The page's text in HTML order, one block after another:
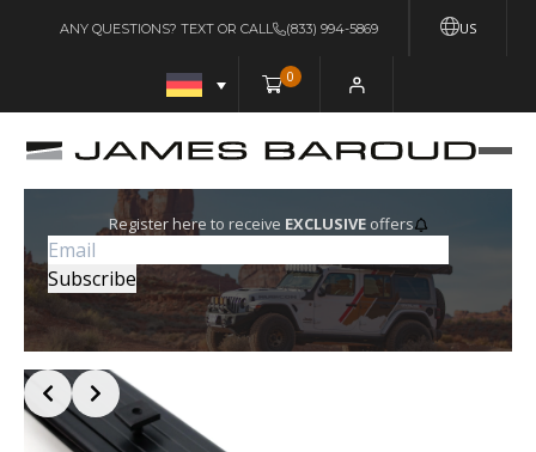
US
ANY QUESTIONS? TEXT OR CALL (833) 994-5869
0
Register here to receive EXCLUSIVEoffers